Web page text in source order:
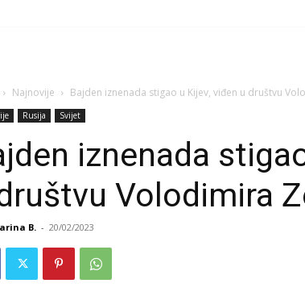
Najnovije Bajden iznenada stigao u Kijev, viđen u društvu
Rusija Svijet
iznenada
Volodimira
B. - 20/02/2023